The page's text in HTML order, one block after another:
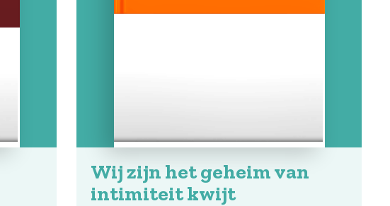
Wij zijn het geheim van
intimiteit kwijt